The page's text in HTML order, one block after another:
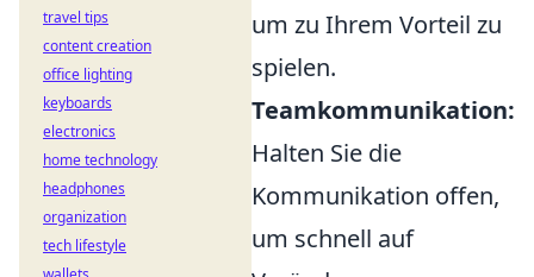
um zu Ihrem Vorteil zu
spielen.
Teamkommunikation:
Halten Sie die
Kommunikation offen,
um schnell auf
travel tips
content creation
office lighting
keyboards
electronics
home technology
headphones
organization
tech lifestyle